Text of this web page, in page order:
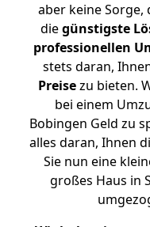
aber keine Sorge,
diegünstigste
professionellen
stets daran,
Preisezu bieten.
bei einem
Bobingen Geld zu
alles daran, Ihnen
Sie nun eine
großes Haus in